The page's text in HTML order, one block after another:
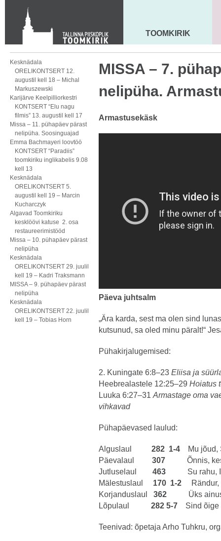
Toom-Kooli 6, 10130 TALLINN
tallinna.toom
+372 644 4140
MAARJA KIRIK
TOOMKIRIK
Kesknädala
ORELIKONTSERT 12.
augustil kell 18 – Michal
Markuszewski
Karijärve Keelpilliorkestri
KONTSERT “Elu nagu
filmis” 13. augustil kell 17
Missa – 11. pühapäev pärast
nelipüha. Soosinguajad
Emma Bachmayeri loovtöö
KONTSERT “Paradiis”
toomkiriku inglikabelis 9.08
kell 13
Kesknädala
ORELIKONTSERT 5.
augustil kell 19 – Marcin
Kucharczyk
Algavad Toomkiriku
kesklöövi katuse 2. osa
restaureerimistööd
Missa – 10. pühapäev pärast
nelipüha
Kesknädala
ORELIKONTSERT 29. juulil
kell 19 – Kadri Traksmann
MISSA – 9. pühapäev pärast
nelipüha
Kesknädala
ORELIKONTSERT 22. juulil
kell 19 – Tobias Horn
MISSA – 7.
nelipüha.
Armastusekäsk
Päeva juhtsalm
„Ära karda, sest ma olen sind
kutsunud, sa oled minu päralt!“
Pühakirjalugemised:
2. Kuningate 6:8–23 Eliisa ja
Heebrealastele 12:25–29 Hoiatus
Luuka 6:27–31 Armastage oma
vihkavad
Pühapäevased laulud:
Alguslaul 282 1-4 Mu jõud,
Päevalaul 307 Õnnis, kes
Jutluselaul 463 Su rahu,
Mälestuslaul 170 1-2
Rändur,
Korjanduslaul 362
Üks ainus
Lõpulaul 282 5-7 Sind õige
Teenivad: õpetaja Arho Tuhkru,